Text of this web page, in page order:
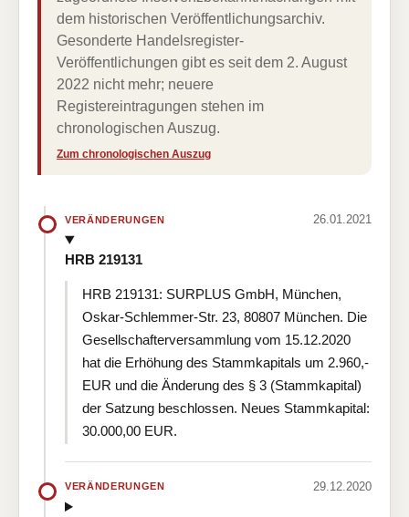
dem historischen Veröffentlichungsarchiv.
Gesonderte Handelsregister-
Veröffentlichungen gibt es seit dem 2. August
2022 nicht mehr; neuere
Registereintragungen stehen im
chronologischen Auszug.
Zum chronologischen Auszug
VERÄNDERUNGEN 26.01.2021
HRB 219131
HRB 219131: SURPLUS GmbH, München,
Oskar-Schlemmer-Str. 23, 80807 München. Die
Gesellschafterversammlung vom 15.12.2020
hat die Erhöhung des Stammkapitals um 2.960,-
EUR und die Änderung des § 3 (Stammkapital)
der Satzung beschlossen. Neues Stammkapital:
30.000,00 EUR.
VERÄNDERUNGEN 29.12.2020